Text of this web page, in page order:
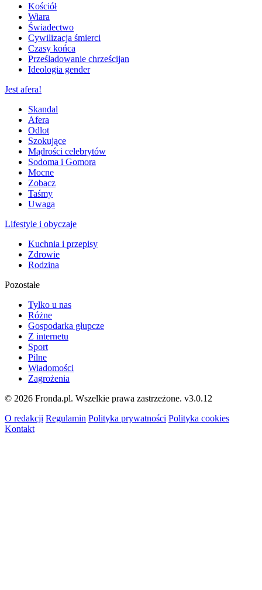
Kościół
Wiara
Świadectwo
Cywilizacja śmierci
Czasy końca
Prześladowanie chrześcijan
Ideologia gender
Jest afera!
Skandal
Afera
Odlot
Szokujące
Mądrości celebrytów
Sodoma i Gomora
Mocne
Zobacz
Taśmy
Uwaga
Lifestyle i obyczaje
Kuchnia i przepisy
Zdrowie
Rodzina
Pozostałe
Tylko u nas
Różne
Gospodarka głupcze
Z internetu
Sport
Pilne
Wiadomości
Zagrożenia
© 2026 Fronda.pl. Wszelkie prawa zastrzeżone. v3.0.12
O redakcji Regulamin Polityka prywatności Polityka cookies
Kontakt